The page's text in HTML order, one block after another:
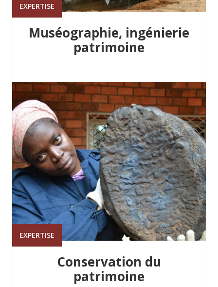
EXPERTISE
Muséographie, ingénierie
patrimoine
EXPERTISE
Conservation du
patrimoine